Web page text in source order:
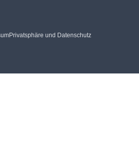
Privatsphäre und Datenschutz